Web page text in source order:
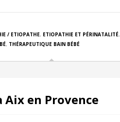
/ ETIOPATHE, ETIOPATHIE ET PÉRINATALITÉ,
, THÉRAPEUTIQUE BAIN BÉBÉ
Aix en Provence